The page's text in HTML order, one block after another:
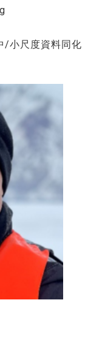
/小尺度資料同化